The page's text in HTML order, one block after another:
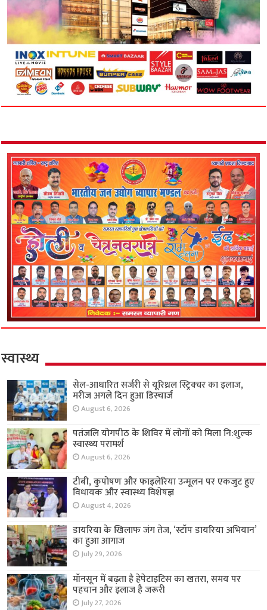
स्वास्थ्य
सेल-आधारित सर्जरी से यूरिथ्रल स्ट्रिक्चर का इलाज,
मरीज अगले दिन हुआ डिस्चार्ज
August 6, 2026
पतंजलि योगपीठ के शिविर में लोगों को मिला नि:शुल्क
स्वास्थ्य परामर्श
August 6, 2026
टीबी, कुपोषण और फाइलेरिया उन्मूलन पर एकजुट हुए
विधायक और स्वास्थ्य विशेषज्ञ
August 4, 2026
डायरिया के खिलाफ जंग तेज, ‘स्टॉप डायरिया अभियान’
का हुआ आगाज
July 29, 2026
मॉनसून में बढ़ता है हेपेटाइटिस का खतरा, समय पर
पहचान और इलाज है जरूरी
July 27, 2026